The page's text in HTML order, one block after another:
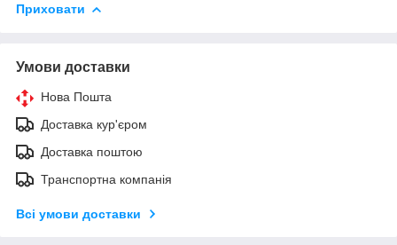
Приховати
Умови доставки
Нова Пошта
Доставка кур'єром
Доставка поштою
Транспортна компанія
Всі умови доставки